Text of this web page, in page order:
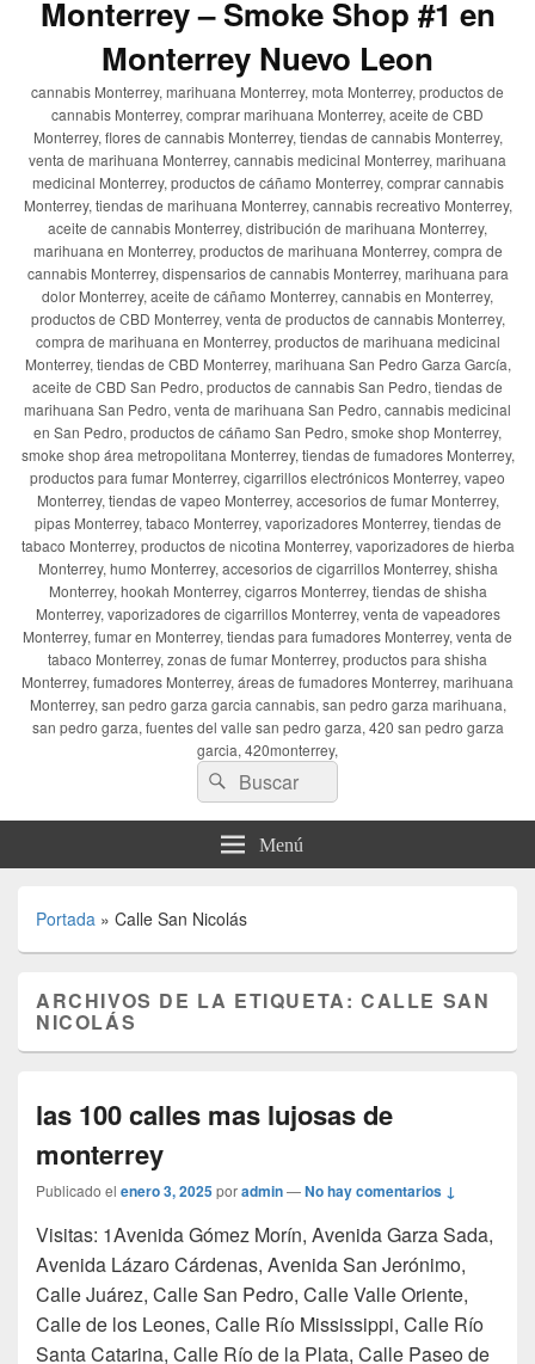
Monterrey – Smoke Shop #1 en
Monterrey Nuevo Leon
cannabis Monterrey, marihuana Monterrey, mota Monterrey, productos de
cannabis Monterrey, comprar marihuana Monterrey, aceite de CBD
Monterrey, flores de cannabis Monterrey, tiendas de cannabis Monterrey,
venta de marihuana Monterrey, cannabis medicinal Monterrey, marihuana
medicinal Monterrey, productos de cáñamo Monterrey, comprar cannabis
Monterrey, tiendas de marihuana Monterrey, cannabis recreativo Monterrey,
aceite de cannabis Monterrey, distribución de marihuana Monterrey,
marihuana en Monterrey, productos de marihuana Monterrey, compra de
cannabis Monterrey, dispensarios de cannabis Monterrey, marihuana para
dolor Monterrey, aceite de cáñamo Monterrey, cannabis en Monterrey,
productos de CBD Monterrey, venta de productos de cannabis Monterrey,
compra de marihuana en Monterrey, productos de marihuana medicinal
Monterrey, tiendas de CBD Monterrey, marihuana San Pedro Garza García,
aceite de CBD San Pedro, productos de cannabis San Pedro, tiendas de
marihuana San Pedro, venta de marihuana San Pedro, cannabis medicinal
en San Pedro, productos de cáñamo San Pedro, smoke shop Monterrey,
smoke shop área metropolitana Monterrey, tiendas de fumadores Monterrey,
productos para fumar Monterrey, cigarrillos electrónicos Monterrey, vapeo
Monterrey, tiendas de vapeo Monterrey, accesorios de fumar Monterrey,
pipas Monterrey, tabaco Monterrey, vaporizadores Monterrey, tiendas de
tabaco Monterrey, productos de nicotina Monterrey, vaporizadores de hierba
Monterrey, humo Monterrey, accesorios de cigarrillos Monterrey, shisha
Monterrey, hookah Monterrey, cigarros Monterrey, tiendas de shisha
Monterrey, vaporizadores de cigarrillos Monterrey, venta de vapeadores
Monterrey, fumar en Monterrey, tiendas para fumadores Monterrey, venta de
tabaco Monterrey, zonas de fumar Monterrey, productos para shisha
Monterrey, fumadores Monterrey, áreas de fumadores Monterrey, marihuana
Monterrey, san pedro garza garcia cannabis, san pedro garza marihuana,
san pedro garza, fuentes del valle san pedro garza, 420 san pedro garza
garcia, 420monterrey,
Buscar
por:
Buscar
Menú
Portada » Calle San Nicolás
ARCHIVOS DE LA ETIQUETA:CALLE SAN
NICOLÁS
las 100 calles mas lujosas de
monterrey
Publicado el enero 3, 2025poradmin—No hay comentarios ↓
Visitas: 1Avenida Gómez Morín, Avenida Garza Sada,
Avenida Lázaro Cárdenas, Avenida San Jerónimo,
Calle Juárez, Calle San Pedro, Calle Valle Oriente,
Calle de los Leones, Calle Río Mississippi, Calle Río
Santa Catarina, Calle Río de la Plata, Calle Paseo de